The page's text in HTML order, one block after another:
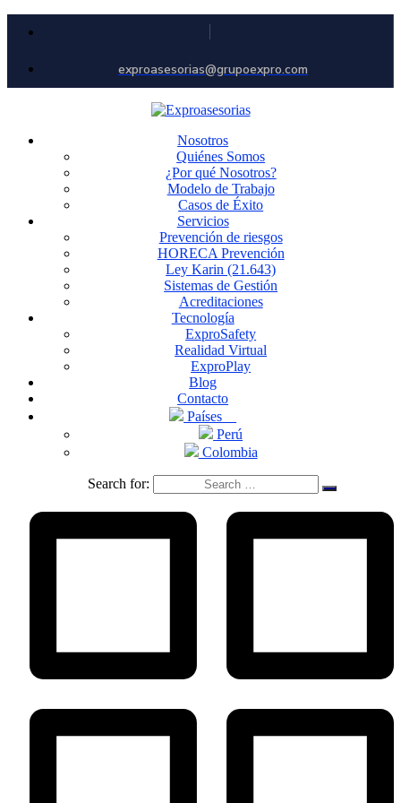
exproasesorias@grupoexpro.com
Nosotros
Quiénes Somos
¿Por qué Nosotros?
Modelo de Trabajo
Casos de Éxito
Servicios
Prevención de riesgos
HORECA Prevención
Ley Karin (21.643)
Sistemas de Gestión
Acreditaciones
Tecnología
ExproSafety
Realidad Virtual
ExproPlay
Blog
Contacto
Países
Perú
Colombia
Search for: